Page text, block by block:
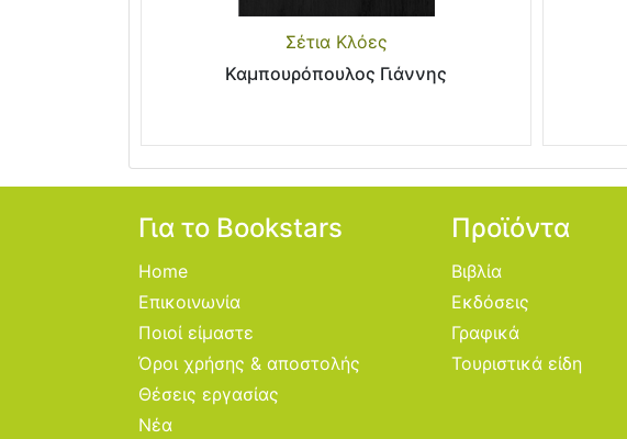
Σέτια Κλόες
Καμπουρόπουλος Γιάννης
Για το Bookstars
Home
Επικοινωνία
Ποιοί είμαστε
Όροι χρήσης & αποστολής
Θέσεις εργασίας
Νέα
Προϊόντα
Βιβλία
Εκδόσεις
Γραφικά
Τουριστικά είδη